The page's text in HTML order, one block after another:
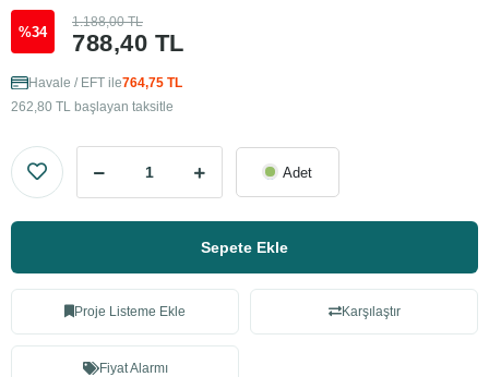
%34 788,40 TL
1.188,00 TL
Havale / EFT ile764,75 TL
262,80 TL başlayan taksitle
Adet
Sepete Ekle
Proje Listeme Ekle Karşılaştır
Fiyat Alarmı